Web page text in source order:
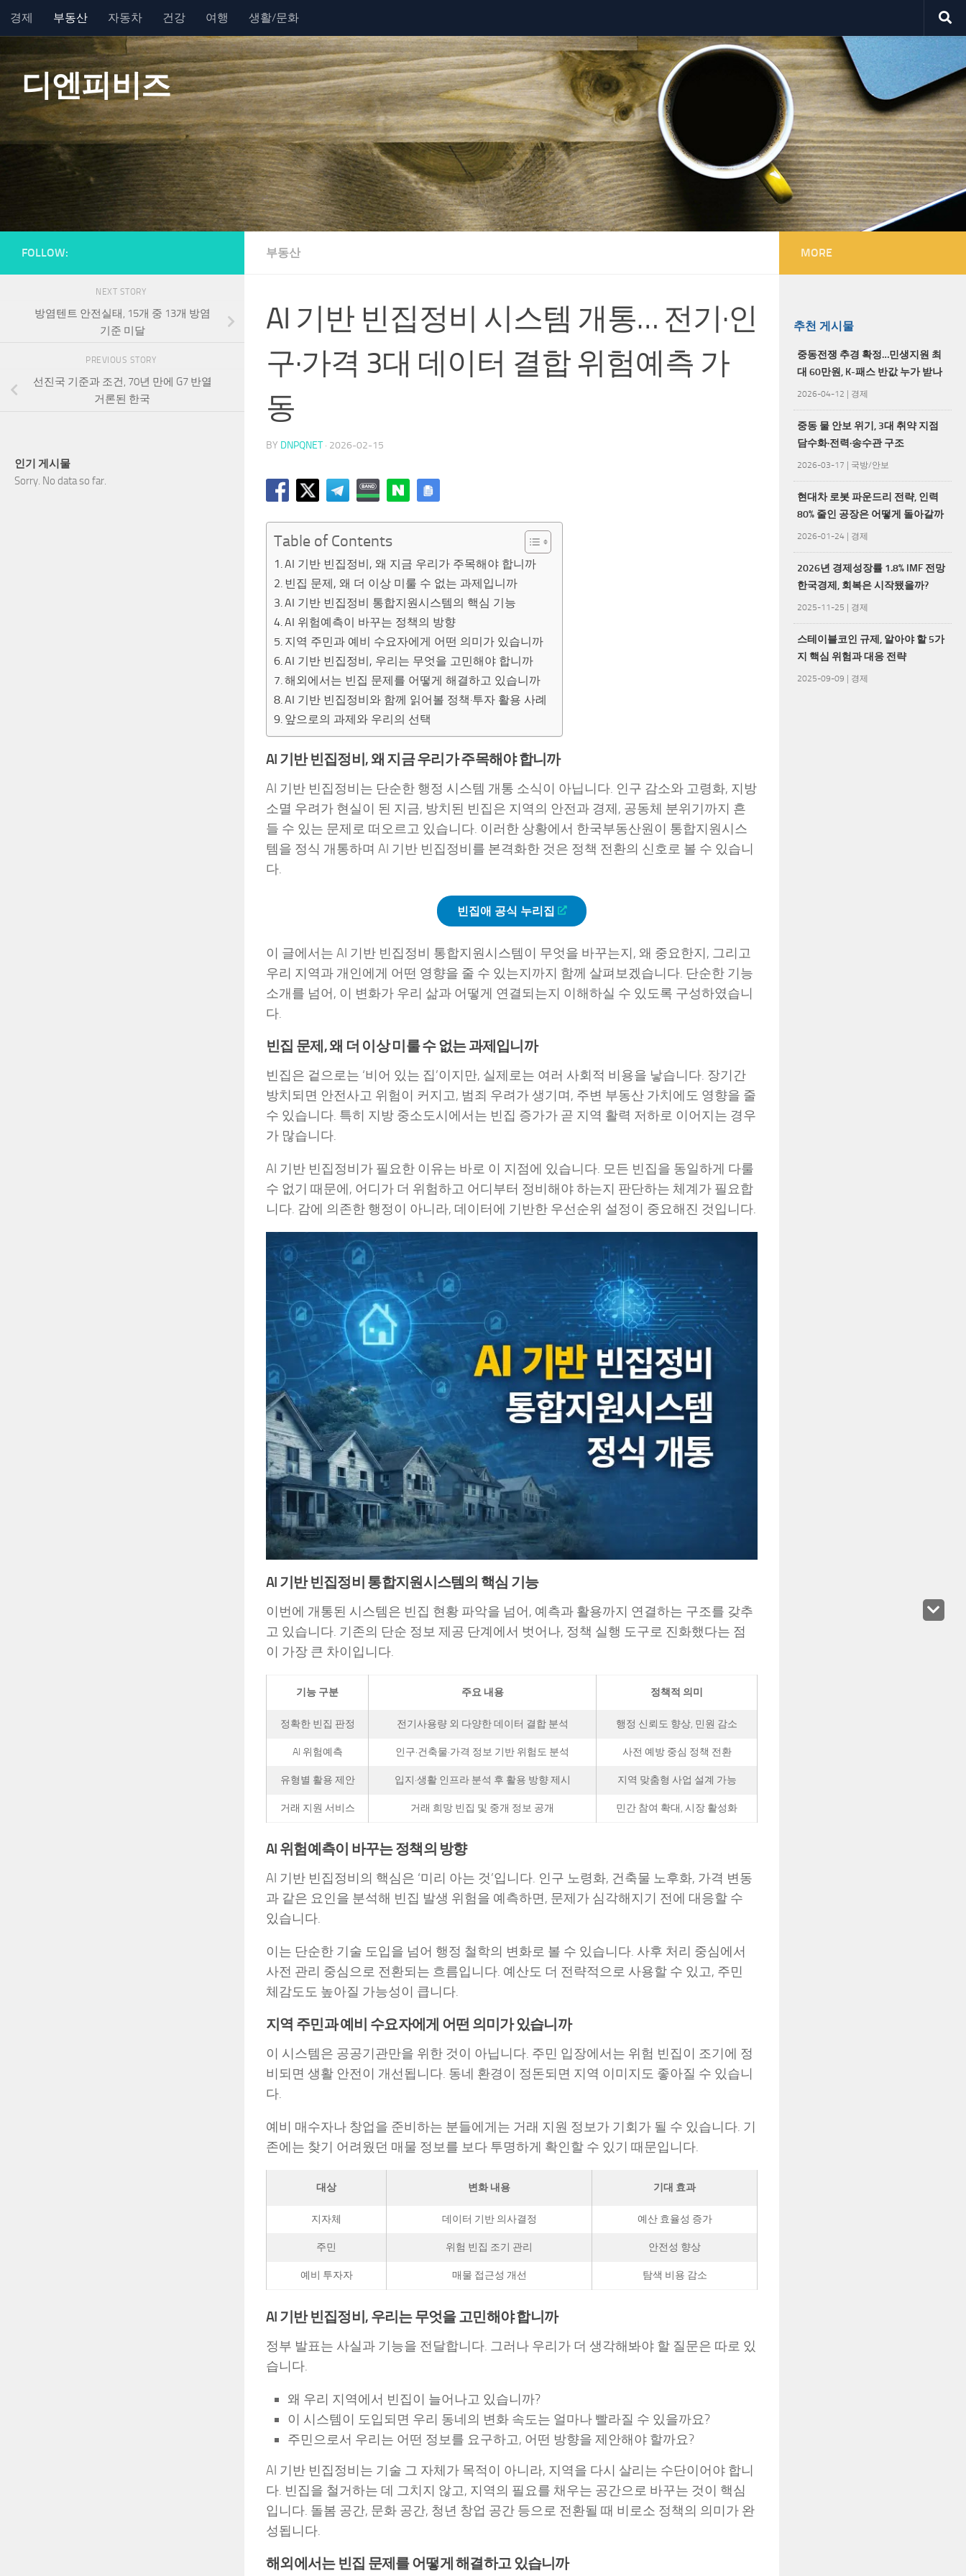
Skip to content
경제 부동산 자동차 건강 여행 생활/문화
디엔피비즈
부동산
AI 기반 빈집정비 시스템 개통… 전기·인
구·가격 3대 데이터 결합 위험예측 가
동
BY DNPQNET · 2026-02-15
Table of Contents
AI 기반 빈집정비, 왜 지금 우리가 주목해야 합니까
빈집 문제, 왜 더 이상 미룰 수 없는 과제입니까
AI 기반 빈집정비 통합지원시스템의 핵심 기능
AI 위험예측이 바꾸는 정책의 방향
지역 주민과 예비 수요자에게 어떤 의미가 있습니까
AI 기반 빈집정비, 우리는 무엇을 고민해야 합니까
해외에서는 빈집 문제를 어떻게 해결하고 있습니까
AI 기반 빈집정비와 함께 읽어볼 정책·투자 활용 사례
앞으로의 과제와 우리의 선택
AI 기반 빈집정비, 왜 지금 우리가 주목해야 합니까
AI 기반 빈집정비는 단순한 행정 시스템 개통 소식이 아닙니다. 인구 감소와 고령화, 지방
소멸 우려가 현실이 된 지금, 방치된 빈집은 지역의 안전과 경제, 공동체 분위기까지 흔
들 수 있는 문제로 떠오르고 있습니다. 이러한 상황에서 한국부동산원이 통합지원시스
템을 정식 개통하며 AI 기반 빈집정비를 본격화한 것은 정책 전환의 신호로 볼 수 있습니
다.
빈집애 공식 누리집
이 글에서는 AI 기반 빈집정비 통합지원시스템이 무엇을 바꾸는지, 왜 중요한지, 그리고
우리 지역과 개인에게 어떤 영향을 줄 수 있는지까지 함께 살펴보겠습니다. 단순한 기능
소개를 넘어, 이 변화가 우리 삶과 어떻게 연결되는지 이해하실 수 있도록 구성하였습니
다.
빈집 문제, 왜 더 이상 미룰 수 없는 과제입니까
빈집은 겉으로는 ‘비어 있는 집’이지만, 실제로는 여러 사회적 비용을 낳습니다. 장기간
방치되면 안전사고 위험이 커지고, 범죄 우려가 생기며, 주변 부동산 가치에도 영향을 줄
수 있습니다. 특히 지방 중소도시에서는 빈집 증가가 곧 지역 활력 저하로 이어지는 경우
가 많습니다.
AI 기반 빈집정비가 필요한 이유는 바로 이 지점에 있습니다. 모든 빈집을 동일하게 다룰
수 없기 때문에, 어디가 더 위험하고 어디부터 정비해야 하는지 판단하는 체계가 필요합
니다. 감에 의존한 행정이 아니라, 데이터에 기반한 우선순위 설정이 중요해진 것입니다.
AI 기반 빈집정비 통합지원시스템의 핵심 기능
이번에 개통된 시스템은 빈집 현황 파악을 넘어, 예측과 활용까지 연결하는 구조를 갖추
고 있습니다. 기존의 단순 정보 제공 단계에서 벗어나, 정책 실행 도구로 진화했다는 점
이 가장 큰 차이입니다.
기능 구분 주요 내용 정책적 의미
정확한 빈집 판정 전기사용량 외 다양한 데이터 결합 분석 행정 신뢰도 향상, 민원 감소
AI 위험예측 인구·건축물·가격 정보 기반 위험도 분석 사전 예방 중심 정책 전환
유형별 활용 제안 입지·생활 인프라 분석 후 활용 방향 제시 지역 맞춤형 사업 설계 가능
거래 지원 서비스 거래 희망 빈집 및 중개 정보 공개 민간 참여 확대, 시장 활성화
AI 위험예측이 바꾸는 정책의 방향
AI 기반 빈집정비의 핵심은 ‘미리 아는 것’입니다. 인구 노령화, 건축물 노후화, 가격 변동
과 같은 요인을 분석해 빈집 발생 위험을 예측하면, 문제가 심각해지기 전에 대응할 수
있습니다.
이는 단순한 기술 도입을 넘어 행정 철학의 변화로 볼 수 있습니다. 사후 처리 중심에서
사전 관리 중심으로 전환되는 흐름입니다. 예산도 더 전략적으로 사용할 수 있고, 주민
체감도도 높아질 가능성이 큽니다.
지역 주민과 예비 수요자에게 어떤 의미가 있습니까
이 시스템은 공공기관만을 위한 것이 아닙니다. 주민 입장에서는 위험 빈집이 조기에 정
비되면 생활 안전이 개선됩니다. 동네 환경이 정돈되면 지역 이미지도 좋아질 수 있습니
다.
예비 매수자나 창업을 준비하는 분들에게는 거래 지원 정보가 기회가 될 수 있습니다. 기
존에는 찾기 어려웠던 매물 정보를 보다 투명하게 확인할 수 있기 때문입니다.
대상 변화 내용 기대 효과
지자체 데이터 기반 의사결정 예산 효율성 증가
주민 위험 빈집 조기 관리 안전성 향상
예비 투자자 매물 접근성 개선 탐색 비용 감소
AI 기반 빈집정비, 우리는 무엇을 고민해야 합니까
정부 발표는 사실과 기능을 전달합니다. 그러나 우리가 더 생각해봐야 할 질문은 따로 있
습니다.
왜 우리 지역에서 빈집이 늘어나고 있습니까?
이 시스템이 도입되면 우리 동네의 변화 속도는 얼마나 빨라질 수 있을까요?
주민으로서 우리는 어떤 정보를 요구하고, 어떤 방향을 제안해야 할까요?
AI 기반 빈집정비는 기술 그 자체가 목적이 아니라, 지역을 다시 살리는 수단이어야 합니
다. 빈집을 철거하는 데 그치지 않고, 지역의 필요를 채우는 공간으로 바꾸는 것이 핵심
입니다. 돌봄 공간, 문화 공간, 청년 창업 공간 등으로 전환될 때 비로소 정책의 의미가 완
성됩니다.
해외에서는 빈집 문제를 어떻게 해결하고 있습니까
FOLLOW:
NEXT STORY
방염텐트 안전실태, 15개 중 13개 방염
기준 미달
PREVIOUS STORY
선진국 기준과 조건, 70년 만에 G7 반열
거론된 한국
인기 게시물
Sorry. No data so far.
MORE
추천 게시물
중동전쟁 추경 확정…민생지원 최
대 60만원, K-패스 반값 누가 받나
2026-04-12 | 경제
중동 물 안보 위기, 3대 취약 지점
담수화·전력·송수관 구조
2026-03-17 | 국방/안보
현대차 로봇 파운드리 전략, 인력
80% 줄인 공장은 어떻게 돌아갈까
2026-01-24 | 경제
2026년 경제성장률 1.8% IMF 전망
한국경제, 회복은 시작됐을까?
2025-11-25 | 경제
스테이블코인 규제, 알아야 할 5가
지 핵심 위험과 대응 전략
2025-09-09 | 경제